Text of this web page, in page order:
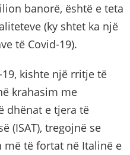
banorë, është e teta
(ky shtet ka një
të Covid-19).
kishte një rritje të
krahasim me
dhënat e tjera të
(ISAT), tregojnë se
më të fortat në Italinë e